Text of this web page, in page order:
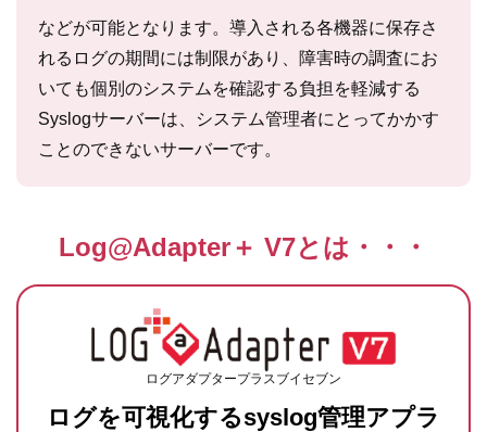
などが可能となります。導入される各機器に保存さ
れるログの期間には制限があり、障害時の調査にお
いても個別のシステムを確認する負担を軽減する
Syslogサーバーは、システム管理者にとってかかす
ことのできないサーバーです。
Log@Adapter＋ V7とは・・・
ログアダプタープラスブイセブン
ログを可視化するsyslog管理アプラ